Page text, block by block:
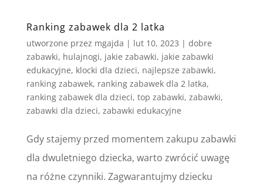
Ranking zabawek dla 2 latka
utworzone przez mgajda | lut 10, 2023 | dobre
zabawki, hulajnogi, jakie zabawki, jakie zabawki
edukacyjne, klocki dla dzieci, najlepsze zabawki,
ranking zabawek, ranking zabawek dla 2 latka,
ranking zabawek dla dzieci, top zabawki, zabawki,
zabawki dla dzieci, zabawki edukacyjne
Gdy stajemy przed momentem zakupu zabawki
dla dwuletniego dziecka, warto zwrócić uwagę
na różne czynniki. Zagwarantujmy dziecku